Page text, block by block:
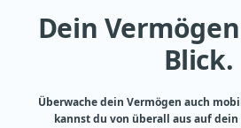
Dein
Blick.
Überwache dein Vermögen auch
kannst du von überall aus auf